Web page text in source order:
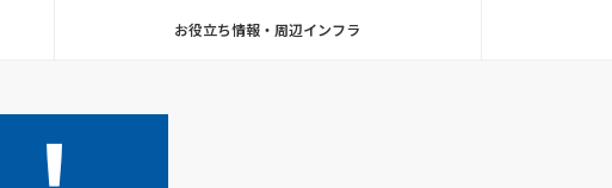
お役立ち情報・周辺インフラ